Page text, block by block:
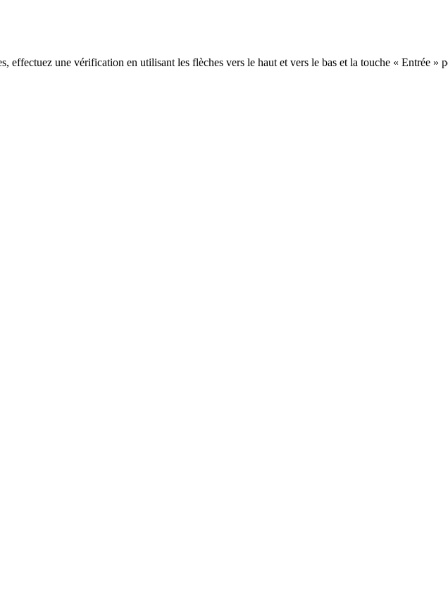
effectuez une vérification en utilisant les flèches vers le haut et vers le bas et la touche « Entrée »